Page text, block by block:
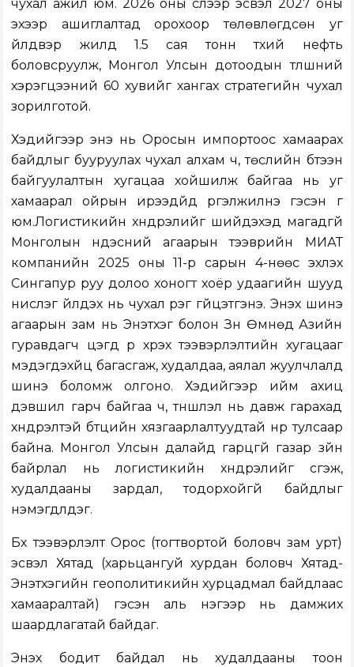
чухал ажил юм. 2026 оны сүүлээр эсвэл 2027 оны
эхээр ашиглалтад орохоор төлөвлөгдсөн уг
үйлдвэр жилд 1.5 сая тонн түүхий нефть
боловсруулж, Монгол Улсын дотоодын түлшний
хэрэгцээний 60 хувийг хангах стратегийн чухал
зорилготой.
Хэдийгээр энэ нь Оросын импортоос хамаарах
байдлыг бууруулах чухал алхам ч, төслийн бүтээн
байгуулалтын хугацаа хойшилж байгаа нь уг
хамаарал ойрын ирээдүйд үргэлжилнэ гэсэн үг
юм.Логистикийн хүндрэлийг шийдэхэд магадгүй
Монголын үндэсний агаарын тээврийн МИАТ
компанийн 2025 оны 11-р сарын 4-нөөс эхлэх
Сингапур руу долоо хоногт хоёр удаагийн шууд
нислэг үйлдэх нь чухал үүрэг гүйцэтгэнэ. Энэхүү шинэ
агаарын зам нь Энэтхэг болон Зүүн Өмнөд Азийн
гуравдагч цэгүүд рүү хүрэх тээвэрлэлтийн хугацааг
мэдэгдэхүйц багасгаж, худалдаа, аялал жуулчлалд
шинэ боломж олгоно. Хэдийгээр ийм ахиц
дэвшил гарч байгаа ч, түншлэл нь давж гарахад
хүндрэлтэй бүтцийн хязгаарлалтуудтай нүүр тулсаар
байна. Монгол Улсын далайд гарцгүй газар зүйн
байрлал нь логистикийн хүндрэлийг үүсгэж,
худалдааны зардал, тодорхойгүй байдлыг
нэмэгдүүлдэг.
Бүх тээвэрлэлт Орос (тогтвортой боловч зам урт)
эсвэл Хятад (харьцангуй хурдан боловч Хятад-
Энэтхэгийн геополитикийн хурцадмал байдлаас
хамааралтай) гэсэн аль нэгээр нь дамжих
шаардлагатай байдаг.
Энэхүү бодит байдал нь худалдааны тоон